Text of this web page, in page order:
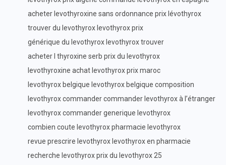
acheter levothyroxine sans ordonnance prix lévothyrox
trouver du levothyrox levothyrox prix
générique du levothyrox levothyrox trouver
acheter l thyroxine serb prix du levothyrox
levothyroxine achat levothyrox prix maroc
levothyrox belgique levothyrox belgique composition
levothyrox commander commander levothyrox à l’étranger
levothyrox commander generique levothyrox
combien coute levothyrox pharmacie levothyrox
revue prescrire levothyrox levothyrox en pharmacie
recherche levothyrox prix du levothyrox 25